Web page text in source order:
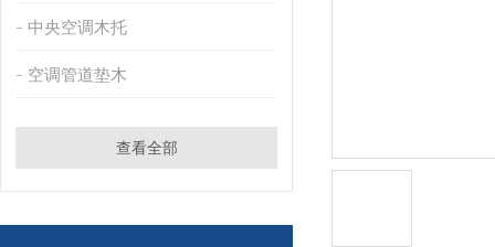
中央空调木托
空调管道垫木
查看全部